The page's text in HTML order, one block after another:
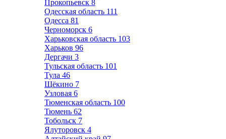
Прокопьевск 8
Одесская область 111
Одесса 81
Черноморск 6
Харьковская область 103
Харьков 96
Дергачи 3
Тульская область 101
Тула 46
Щёкино 7
Узловая 6
Тюменская область 100
Тюмень 62
Тобольск 7
Ялуторовск 4